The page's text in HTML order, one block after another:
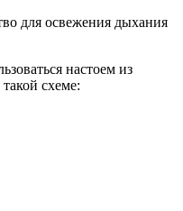
настоем из
схеме: